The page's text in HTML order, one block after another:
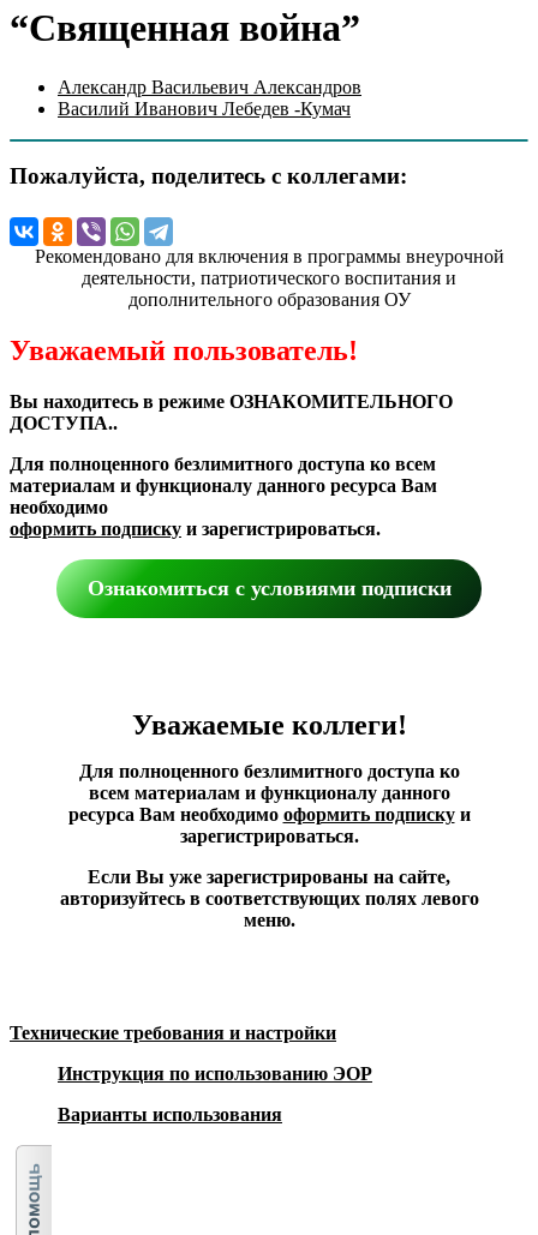
“Священная война”
Александр Васильевич Александров
Василий Иванович Лебедев -Кумач
Пожалуйста, поделитесь с коллегами:
Рекомендовано для включения в программы внеурочной
деятельности, патриотического воспитания и
дополнительного образования ОУ
Уважаемый пользователь!
Вы находитесь в режиме ОЗНАКОМИТЕЛЬНОГО
ДОСТУПА..
Для полноценного безлимитного доступа ко всем
материалам и функционалу данного ресурса Вам
необходимо
оформить подписку и зарегистрироваться.
Ознакомиться с условиями подписки
Уважаемые коллеги!
Для полноценного безлимитного доступа ко
всем материалам и функционалу данного
ресурса Вам необходимо оформить подпискуи
зарегистрироваться.
Если Вы уже зарегистрированы на сайте,
авторизуйтесь в соответствующих полях левого
меню.
Технические требования и настройки
Инструкция по использованию ЭОР
Варианты использования